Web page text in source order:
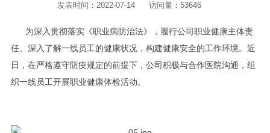
发表时间：2022-07-14 访问量：53646
为深入贯彻落实《职业病防治法》，履行公司职业健康主体责
任。深入了解一线员工的健康状况，构建健康安全的工作环境。近
日，在严格遵守防疫规定的前提下，公司积极与合作医院沟通，组
织一线员工开展职业健康体检活动。